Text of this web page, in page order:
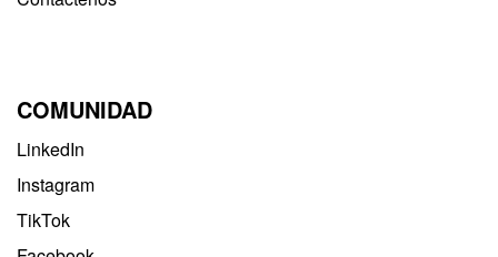
COMUNIDAD
LinkedIn
Instagram
TikTok